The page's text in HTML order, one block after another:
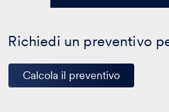
Richiedi un preventivo
Calcola il preventivo